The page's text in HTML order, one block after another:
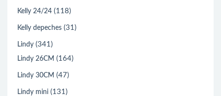
Kelly 24/24 (118)
Kelly depeches (31)
Lindy (341)
Lindy 26CM (164)
Lindy 30CM (47)
Lindy mini (131)